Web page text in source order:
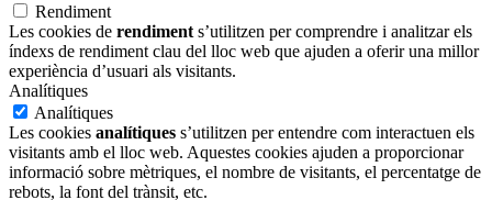
Rendiment
Les cookies de rendiment s’utilitzen per comprendre i analitzar els
índexs de rendiment clau del lloc web que ajuden a oferir una millor
experiència d’usuari als visitants.
Analítiques
Analítiques
Les cookies analítiques s’utilitzen per entendre com interactuen els
visitants amb el lloc web. Aquestes cookies ajuden a proporcionar
informació sobre mètriques, el nombre de visitants, el percentatge de
rebots, la font del trànsit, etc.